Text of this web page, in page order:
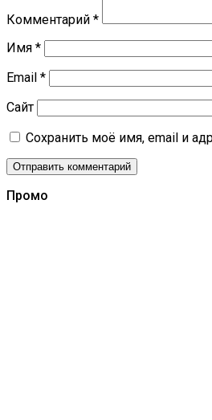
Комментарий *
Имя *
Email *
Сайт
Сохранить моё имя, email и
Промо